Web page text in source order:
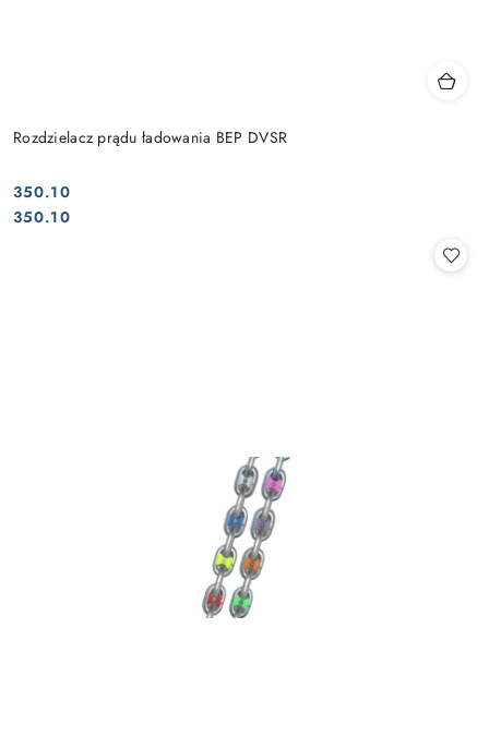
Rozdzielacz prądu ładowania BEP DVSR
Cena:
350.10
Cena:
350.10